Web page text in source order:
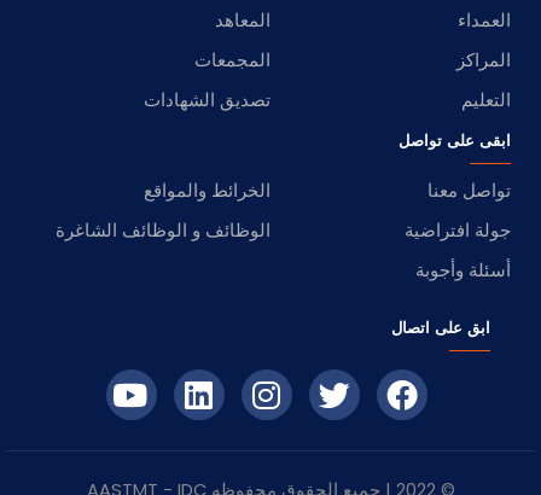
العمداء
المعاهد
المراكز
المجمعات
التعليم
تصديق الشهادات
ابقى على تواصل
تواصل معنا
الخرائط والمواقع
جولة افتراضية
الوظائف و الوظائف الشاغرة
أسئلة وأجوبة
ابق على اتصال
© 2022 | جميع الحقوق محفوظه IDC
- AASTMT